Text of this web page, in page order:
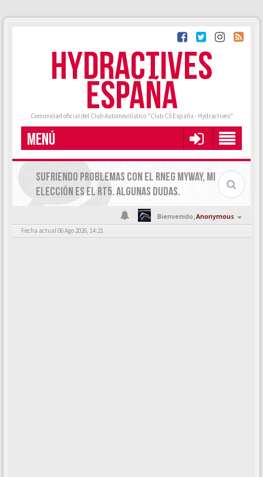
HYDRACTIVES
ESPAÑA
Comunidad oficial del Club Automovilístico "Club C5 España - Hydractives"
MENÚ
SUFRIENDO PROBLEMAS CON EL RNEG MYWAY, MI
ELECCIÓN ES EL RT5. ALGUNAS DUDAS.
Bienvenido,Anonymous
Fecha actual 06 Ago 2026, 14:21